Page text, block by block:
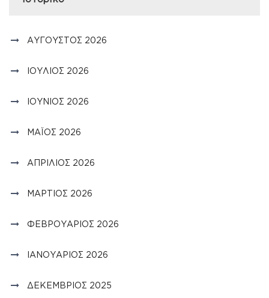
ΑΎΓΟΥΣΤΟΣ 2026
ΙΟΎΛΙΟΣ 2026
ΙΟΎΝΙΟΣ 2026
ΜΆΙΟΣ 2026
ΑΠΡΊΛΙΟΣ 2026
ΜΆΡΤΙΟΣ 2026
ΦΕΒΡΟΥΆΡΙΟΣ 2026
ΙΑΝΟΥΆΡΙΟΣ 2026
ΔΕΚΈΜΒΡΙΟΣ 2025